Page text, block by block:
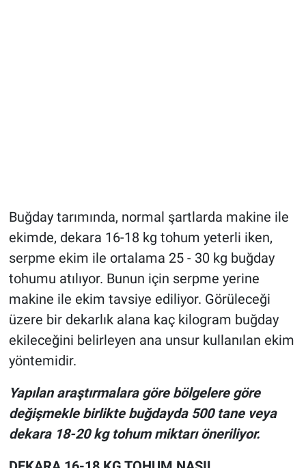
Buğday tarımında, normal şartlarda makine ile
ekimde, dekara 16-18 kg tohum yeterli iken,
serpme ekim ile ortalama 25 - 30 kg buğday
tohumu atılıyor. Bunun için serpme yerine
makine ile ekim tavsiye ediliyor. Görüleceği
üzere bir dekarlık alana kaç kilogram buğday
ekileceğini belirleyen ana unsur kullanılan ekim
yöntemidir.
Yapılan araştırmalara göre bölgelere göre
değişmekle birlikte buğdayda 500 tane veya
dekara 18-20 kg tohum miktarı öneriliyor.